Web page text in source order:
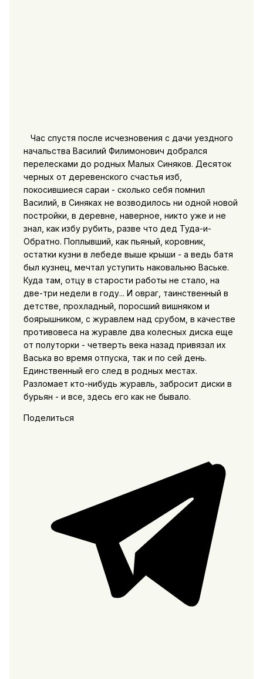
Час спустя после исчезновения с дачи уездного
начальства Василий Филимонович добрался
перелесками до родных Малых Синяков. Десяток
черных от деревенского счастья изб,
покосившиеся сараи - сколько себя помнил
Василий, в Синяках не возводилось ни одной новой
постройки, в деревне, наверное, никто уже и не
знал, как избу рубить, разве что дед Туда-и-
Обратно. Поплывший, как пьяный, коровник,
остатки кузни в лебеде выше крыши - а ведь батя
был кузнец, мечтал уступить наковальню Ваське.
Куда там, отцу в старости работы не стало, на
две-три недели в году... И овраг, таинственный в
детстве, прохладный, поросший вишняком и
боярышником, с журавлем над срубом, в качестве
противовеса на журавле два колесных диска еще
от полуторки - четверть века назад привязал их
Васька во время отпуска, так и по сей день.
Единственный его след в родных местах.
Разломает кто-нибудь журавль, забросит диски в
бурьян - и все, здесь его как не бывало.
Поделиться